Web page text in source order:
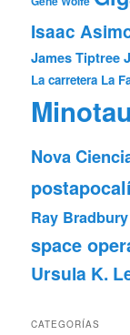
Isaac
James Tiptree
La carretera La
Nova
Ray Bradbury
space
Ursula K.
CATEGORÍAS